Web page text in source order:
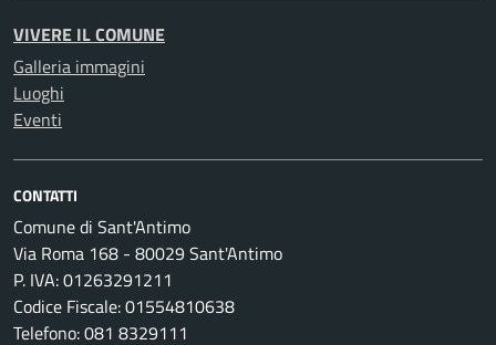
VIVERE IL COMUNE
Galleria immagini
Luoghi
Eventi
CONTATTI
Comune di Sant'Antimo
Via Roma 168 - 80029 Sant'Antimo
P. IVA: 01263291211
Codice Fiscale: 01554810638
Telefono: 081 8329111